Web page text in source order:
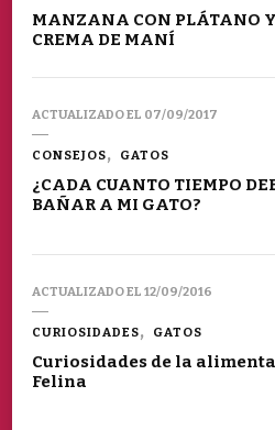
MANZANA CON PLÁTANO Y
CREMA DE MANÍ
ACTUALIZADO EL 07/09/2017
CONSEJOS GATOS
¿CADA CUANTO TIEMPO
BAÑAR A MI GATO?
ACTUALIZADO EL 12/09/2016
CURIOSIDADES GATOS
Curiosidades de la
Felina